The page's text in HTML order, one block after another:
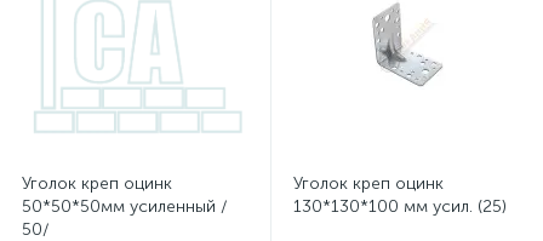
Уголок креп оцинк
50*50*50мм усиленный /
50/
Уголок креп оцинк
130*130*100 мм усил. (25)